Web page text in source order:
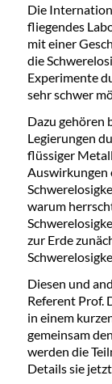
Die
fliegendes
mit einer
die
Experimente
sehr schwer
Dazu gehören
Legierungen
flüssiger
Auswirkungen
warum
zur Erde
Diesen und
Referent Prof.
in einem
gemeinsam
werden die
Details sie